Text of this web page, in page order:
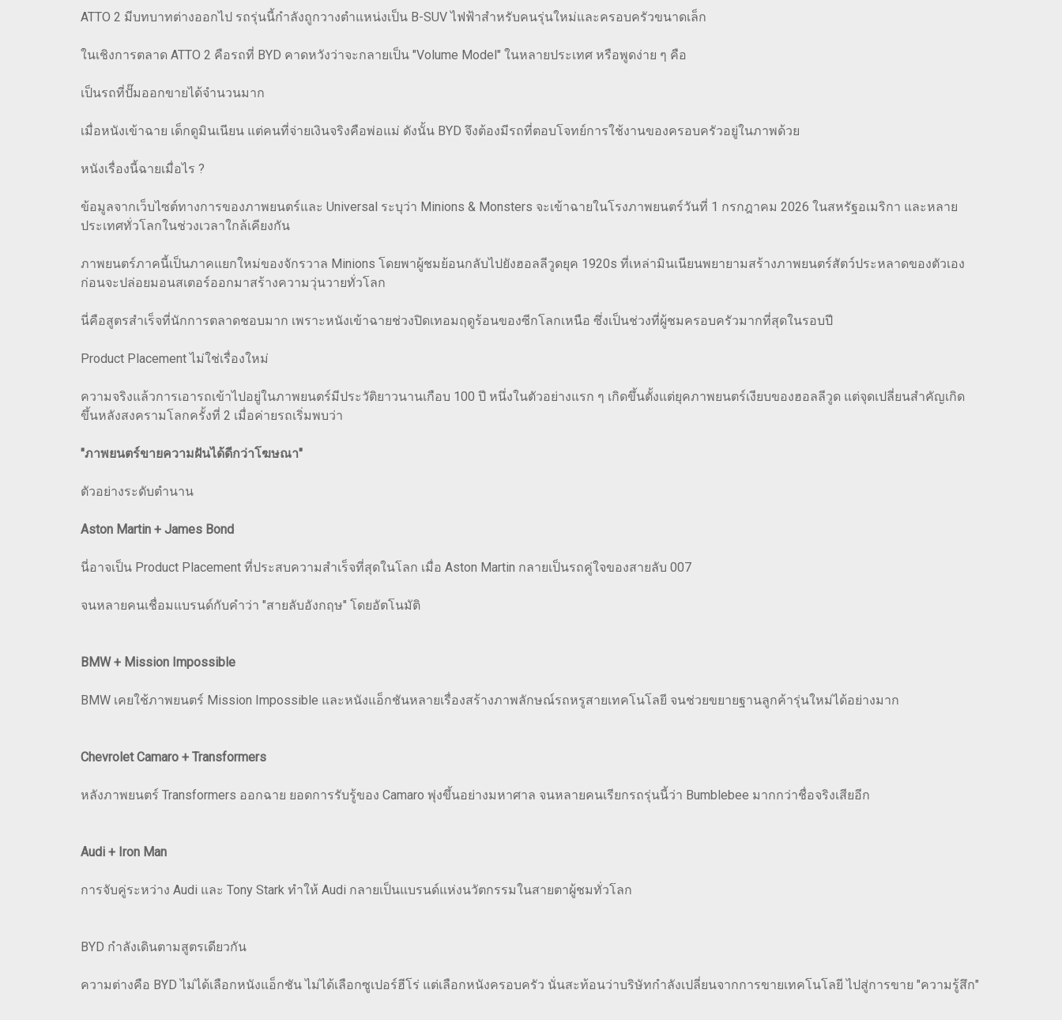
ATTO 2 มีบทบาทต่างออกไป รถรุ่นนี้กำลังถูกวางตำแหน่งเป็น B-SUV ไฟฟ้าสำหรับคนรุ่นใหม่และครอบครัวขนาดเล็ก
ในเชิงการตลาด ATTO 2 คือรถที่ BYD คาดหวังว่าจะกลายเป็น "Volume Model" ในหลายประเทศ หรือพูดง่าย ๆ คือ
เป็นรถที่ปั๊มออกขายได้จำนวนมาก
เมื่อหนังเข้าฉาย เด็กดูมินเนียน แต่คนที่จ่ายเงินจริงคือพ่อแม่ ดังนั้น BYD จึงต้องมีรถที่ตอบโจทย์การใช้งานของครอบครัวอยู่ในภาพด้วย
หนังเรื่องนี้ฉายเมื่อไร ?
ข้อมูลจากเว็บไซต์ทางการของภาพยนตร์และ Universal ระบุว่า Minions & Monsters จะเข้าฉายในโรงภาพยนตร์วันที่ 1 กรกฎาคม 2026 ในสหรัฐอเมริกา และหลาย
ประเทศทั่วโลกในช่วงเวลาใกล้เคียงกัน
ภาพยนตร์ภาคนี้เป็นภาคแยกใหม่ของจักรวาล Minions โดยพาผู้ชมย้อนกลับไปยังฮอลลีวูดยุค 1920s ที่เหล่ามินเนียนพยายามสร้างภาพยนตร์สัตว์ประหลาดของตัวเอง
ก่อนจะปล่อยมอนสเตอร์ออกมาสร้างความวุ่นวายทั่วโลก
นี่คือสูตรสำเร็จที่นักการตลาดชอบมาก เพราะหนังเข้าฉายช่วงปิดเทอมฤดูร้อนของซีกโลกเหนือ ซึ่งเป็นช่วงที่ผู้ชมครอบครัวมากที่สุดในรอบปี
Product Placement ไม่ใช่เรื่องใหม่
ความจริงแล้วการเอารถเข้าไปอยู่ในภาพยนตร์มีประวัติยาวนานเกือบ 100 ปี หนึ่งในตัวอย่างแรก ๆ เกิดขึ้นตั้งแต่ยุคภาพยนตร์เงียบของฮอลลีวูด แต่จุดเปลี่ยนสำคัญเกิด
ขึ้นหลังสงครามโลกครั้งที่ 2 เมื่อค่ายรถเริ่มพบว่า
"ภาพยนตร์ขายความฝันได้ดีกว่าโฆษณา"
ตัวอย่างระดับตำนาน
Aston Martin + James Bond
นี่อาจเป็น Product Placement ที่ประสบความสำเร็จที่สุดในโลก เมื่อ Aston Martin กลายเป็นรถคู่ใจของสายลับ 007
จนหลายคนเชื่อมแบรนด์กับคำว่า "สายลับอังกฤษ" โดยอัตโนมัติ
BMW + Mission Impossible
BMW เคยใช้ภาพยนตร์ Mission Impossible และหนังแอ็กชันหลายเรื่องสร้างภาพลักษณ์รถหรูสายเทคโนโลยี จนช่วยขยายฐานลูกค้ารุ่นใหม่ได้อย่างมาก
Chevrolet Camaro + Transformers
หลังภาพยนตร์ Transformers ออกฉาย ยอดการรับรู้ของ Camaro พุ่งขึ้นอย่างมหาศาล จนหลายคนเรียกรถรุ่นนี้ว่า Bumblebee มากกว่าชื่อจริงเสียอีก
Audi + Iron Man
การจับคู่ระหว่าง Audi และ Tony Stark ทำให้ Audi กลายเป็นแบรนด์แห่งนวัตกรรมในสายตาผู้ชมทั่วโลก
BYD กำลังเดินตามสูตรเดียวกัน
ความต่างคือ BYD ไม่ได้เลือกหนังแอ็กชัน ไม่ได้เลือกซูเปอร์ฮีโร่ แต่เลือกหนังครอบครัว นั่นสะท้อนว่าบริษัทกำลังเปลี่ยนจากการขายเทคโนโลยี ไปสู่การขาย "ความรู้สึก"